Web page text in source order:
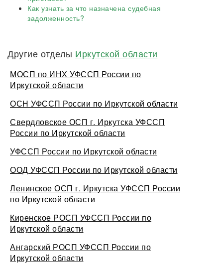
Как узнать за что назначена судебная
задолженность?
Другие отделы Иркутской области
МОСП по ИНХ УФССП России по
Иркутской области
ОСН УФССП России по Иркутской области
Свердловское ОСП г. Иркутска УФССП
России по Иркутской области
УФССП России по Иркутской области
ООД УФССП России по Иркутской области
Ленинское ОСП г. Иркутска УФССП России
по Иркутской области
Киренское РОСП УФССП России по
Иркутской области
Ангарский РОСП УФССП России по
Иркутской области